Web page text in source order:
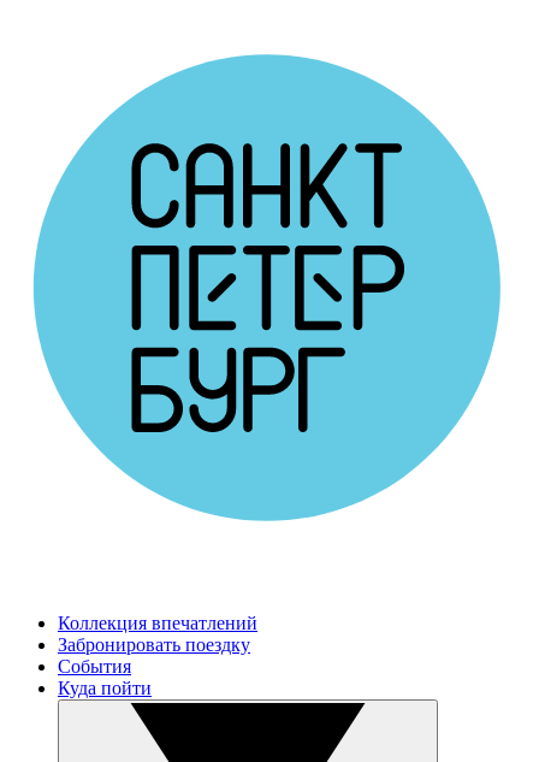
Коллекция впечатлений
Забронировать поездку
События
Куда пойти